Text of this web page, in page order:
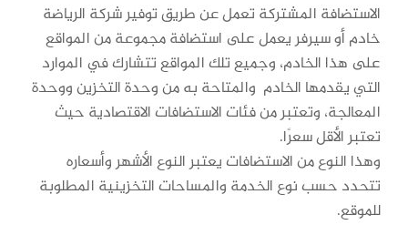
الاستضافة المشتركة تعمل عن طريق توفير شركة الرياضة
خادم أو سيرفر يعمل على استضافة مجموعة من المواقع
على هذا الخادم، وجميع تلك المواقع تتشارك في الموارد
التي يقدمها الخادم والمتاحة به من وحدة التخزين ووحدة
المعالجة، وتعتبر من فئات الاستضافات الاقتصادية حيث
تعتبر الأقل سعرًا.
وهذا النوع من الاستضافات يعتبر النوع الأشهر وأسعاره
تتحدد حسب نوع الخدمة والمساحات التخزينية المطلوبة
للموقع.